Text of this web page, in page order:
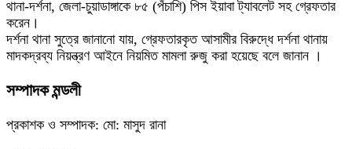
থানা-দর্শনা, জেলা-চুয়াডাঙ্গাকে ৮৫ (পঁচাশি) পিস ইয়াবা ট্যাবলেট সহ গ্রেফতার
করেন।
দর্শনা থানা সুত্রে জানানো যায়, গ্রেফতারকৃত আসামীর বিরুদ্ধে দর্শনা থানায়
মাদকদ্রব্য নিয়ন্ত্রণ আইনে নিয়মিত মামলা রুজু করা হয়েছে বলে জানান ।
সম্পাদক মন্ডলী
প্রকাশক ও সম্পাদক: মো: মাসুদ রানা